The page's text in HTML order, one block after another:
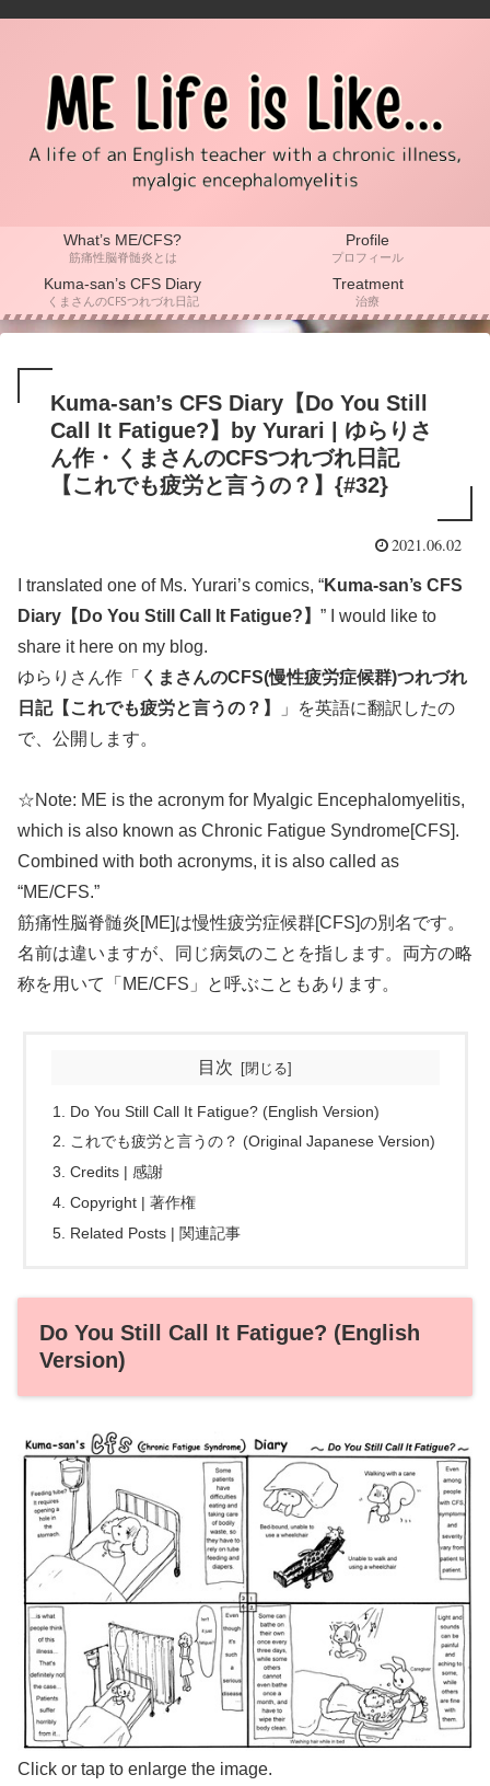
What’s ME/CFS?
筋痛性脳脊髄炎とは
Profile
プロフィール
Kuma-san’s CFS Diary
くまさんのCFSつれづれ日記
Treatment
治療
Kuma-san’s CFS Diary【Do You Still
Call It Fatigue?】by Yurari | ゆらりさ
ん作・くまさんのCFSつれづれ日記
【これでも疲労と言うの？】{#32}
2021.06.02
I translated one of Ms. Yurari’s comics, “Kuma-san’s CFS
Diary【Do You Still Call It Fatigue?】 ” I would like to
share it here on my blog.
ゆらりさん作「 くまさんのCFS(慢性疲労症候群)つれづれ
日記【これでも疲労と言うの？】
」を英語に翻訳したの
で、公開します。
☆Note: ME is the acronym for Myalgic Encephalomyelitis,
which is also known as Chronic Fatigue Syndrome[CFS].
Combined with both acronyms, it is also called as
“ME/CFS.”
筋痛性脳脊髄炎[ME]は慢性疲労症候群[CFS]の別名です。
名前は違いますが、同じ病気のことを指します。両方の略
称を用いて「ME/CFS」と呼ぶこともあります。
目次
Do You Still Call It Fatigue? (English Version)
これでも疲労と言うの？ (Original Japanese Version)
Credits | 感謝
Copyright | 著作権
Related Posts | 関連記事
Do You Still Call It Fatigue? (English
Version)
Click or tap to enlarge the image.